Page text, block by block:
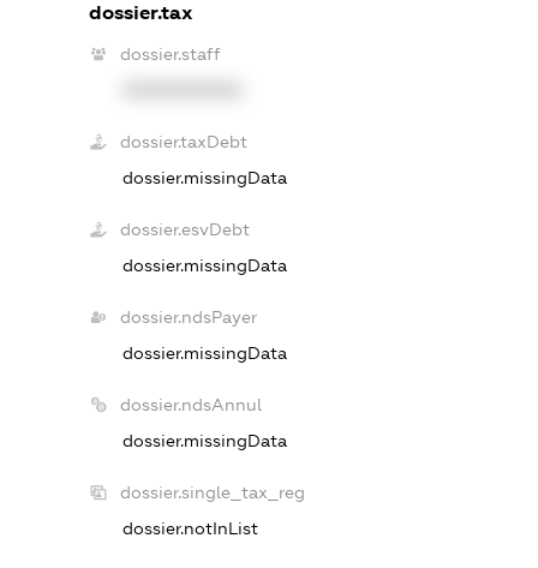
dossier.tax
dossier.staff
dossier.taxDebt
dossier.missingData
dossier.esvDebt
dossier.missingData
dossier.ndsPayer
dossier.missingData
dossier.ndsAnnul
dossier.missingData
dossier.single_tax_reg
dossier.notInList